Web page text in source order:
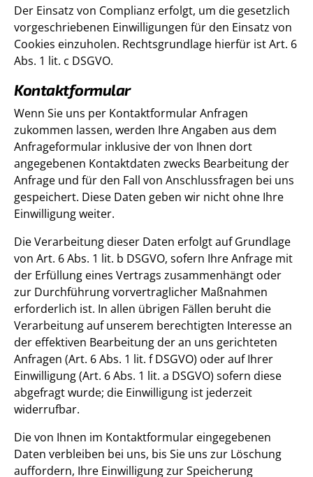
Der Einsatz von Complianz erfolgt, um die gesetzlich
vorgeschriebenen Einwilligungen für den Einsatz von
Cookies einzuholen. Rechtsgrundlage hierfür ist Art. 6
Abs. 1 lit. c DSGVO.
Kontaktformular
Wenn Sie uns per Kontaktformular Anfragen
zukommen lassen, werden Ihre Angaben aus dem
Anfrageformular inklusive der von Ihnen dort
angegebenen Kontaktdaten zwecks Bearbeitung der
Anfrage und für den Fall von Anschlussfragen bei uns
gespeichert. Diese Daten geben wir nicht ohne Ihre
Einwilligung weiter.
Die Verarbeitung dieser Daten erfolgt auf Grundlage
von Art. 6 Abs. 1 lit. b DSGVO, sofern Ihre Anfrage mit
der Erfüllung eines Vertrags zusammenhängt oder
zur Durchführung vorvertraglicher Maßnahmen
erforderlich ist. In allen übrigen Fällen beruht die
Verarbeitung auf unserem berechtigten Interesse an
der effektiven Bearbeitung der an uns gerichteten
Anfragen (Art. 6 Abs. 1 lit. f DSGVO) oder auf Ihrer
Einwilligung (Art. 6 Abs. 1 lit. a DSGVO) sofern diese
abgefragt wurde; die Einwilligung ist jederzeit
widerrufbar.
Die von Ihnen im Kontaktformular eingegebenen
Daten verbleiben bei uns, bis Sie uns zur Löschung
auffordern, Ihre Einwilligung zur Speicherung